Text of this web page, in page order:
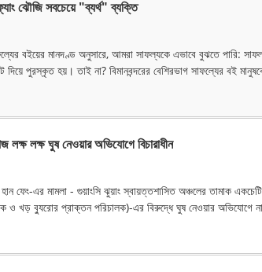
ঝৌজি সবচেয়ে "ব্যর্থ" ব্যক্তি
বইয়ের মানদণ্ড অনুসারে, আমরা সাফল্যকে এভাবে বুঝতে পারি:
পুরস্কৃত হয়। তাই না? বিমানবন্দরের বেশিরভাগ সাফল্যের বই
লক্ষ ঘুষ নেওয়ার অভিযোগে বিচারাধীন
ফেং-এর মামলা - গুয়াংসি ঝুয়াং স্বায়ত্তশাসিত অঞ্চলের তামাক
ও খড় ব্যুরোর প্রাক্তন পরিচালক)-এর বিরুদ্ধে ঘুষ নেওয়ার অভিযোগে